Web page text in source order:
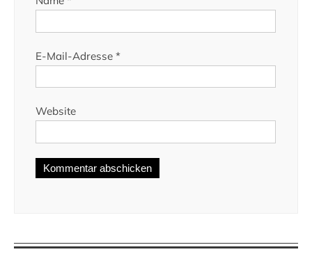
E-Mail-Adresse *
Website